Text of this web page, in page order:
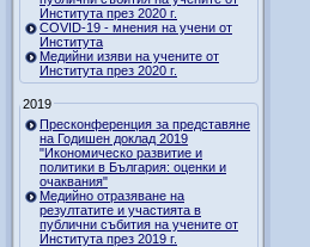
Института през 2020 г.
COVID-19 - мнения на учени от
Института
Медийни изяви на учените от
Института през 2020 г.
2019
Пресконференция за представяне
на Годишен доклад 2019
"Икономическо развитие и
политики в България: оценки и
очаквания"
Медийно отразяване на
резултатите и участията в
публични събития на учените от
Института през 2019 г.